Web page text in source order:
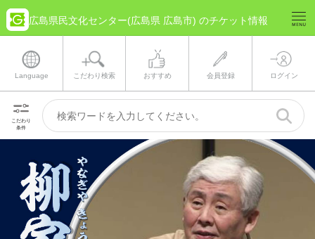
広島県民文化センター(広島県 広島市) のチケット情報
Language こだわり検索 おすすめ 会員登録 ログイン
こだわり
条件